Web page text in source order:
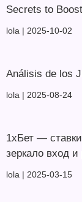
Secrets to
lola 2025-10-02
Análisis de los
lola 2025-08-24
1хБет —
зеркало вход и
lola 2025-03-15